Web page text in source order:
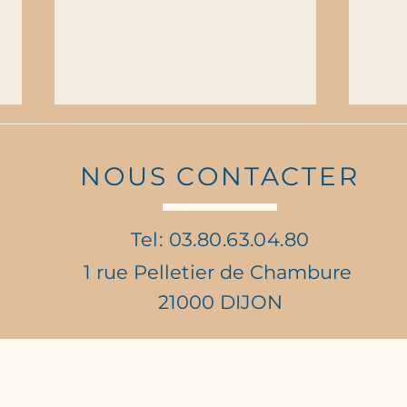
Vente de Roses Anonymes
: Faites battre les cœurs !
NOUS CONTACTER
Tel: 03.80.63.04.80
1 rue Pelletier de Chambure
21000 DIJON